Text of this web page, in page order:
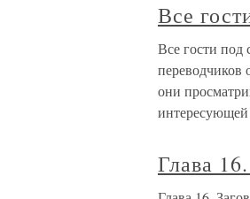
Все
Все гости
они
Глава